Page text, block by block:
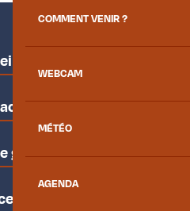
COMMENT VENIR ?
WEBCAM
MÉTÉO
AGENDA
des locaux
pro
groupes
presse